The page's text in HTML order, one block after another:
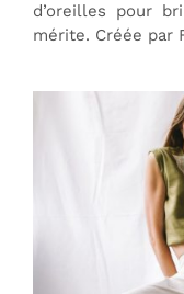
d’oreilles pour
mérite. Créée par